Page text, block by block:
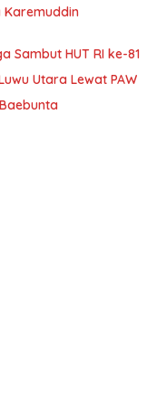
Karemuddin
Sambut HUT RI ke-81
Utara Lewat PAW